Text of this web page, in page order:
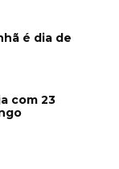
é dia de
com 23